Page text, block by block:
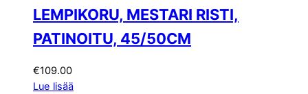
LEMPIKORU, MESTARI RISTI,
PATINOITU, 45/50CM
€109.00
Lue lisää